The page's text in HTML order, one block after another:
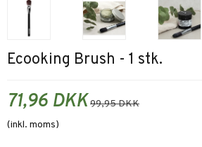
Ecooking Brush - 1 stk.
71,96 DKK99,95 DKK
(inkl. moms)